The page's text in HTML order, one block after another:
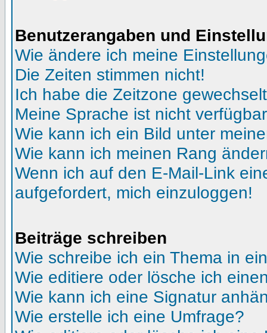
Benutzerangaben und
Wie ändere ich meine
Die Zeiten stimmen nicht!
Ich habe die Zeitzone
Meine Sprache ist nicht
Wie kann ich ein Bild unter
Wie kann ich meinen Rang
Wenn ich auf den E-Mail-Link
aufgefordert, mich einzuloggen!
Beiträge schreiben
Wie schreibe ich ein Thema in
Wie editiere oder lösche ich
Wie kann ich eine Signatur
Wie erstelle ich eine Umfrage?